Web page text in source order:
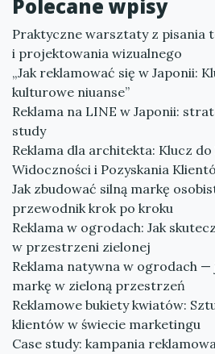
Polecane wpisy
Praktyczne warsztaty z pisania
i projektowania wizualnego
„Jak reklamować się w Japonii:
kulturowe niuanse”
Reklama na LINE w Japonii:
study
Reklama dla architekta: Klucz
Widoczności i Pozyskania
Jak zbudować silną markę
przewodnik krok po kroku
Reklama w ogrodach: Jak
w przestrzeni zielonej
Reklama natywna w ogrodach
markę w zieloną przestrzeń
Reklamowe bukiety kwiatów:
klientów w świecie marketingu
Case study: kampania